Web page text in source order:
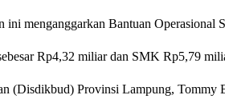
menganggarkan Bantuan Operasional
Rp4,32 miliar dan SMK Rp5,79
(Disdikbud) Provinsi Lampung,